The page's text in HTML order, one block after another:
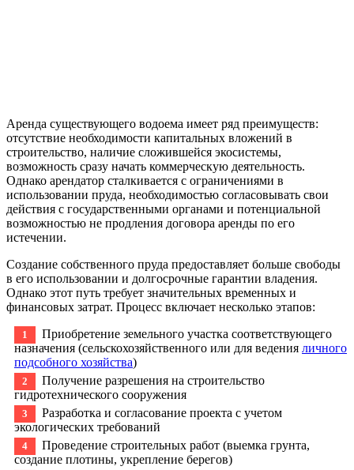
Аренда существующего водоема имеет ряд преимуществ:
отсутствие необходимости капитальных вложений в
строительство, наличие сложившейся экосистемы,
возможность сразу начать коммерческую деятельность.
Однако арендатор сталкивается с ограничениями в
использовании пруда, необходимостью согласовывать свои
действия с государственными органами и потенциальной
возможностью не продления договора аренды по его
истечении.
Создание собственного пруда предоставляет больше свободы
в его использовании и долгосрочные гарантии владения.
Однако этот путь требует значительных временных и
финансовых затрат. Процесс включает несколько этапов:
Приобретение земельного участка соответствующего
назначения (сельскохозяйственного или для ведения личного
подсобного хозяйства)
Получение разрешения на строительство
гидротехнического сооружения
Разработка и согласование проекта с учетом
экологических требований
Проведение строительных работ (выемка грунта,
создание плотины, укрепление берегов)